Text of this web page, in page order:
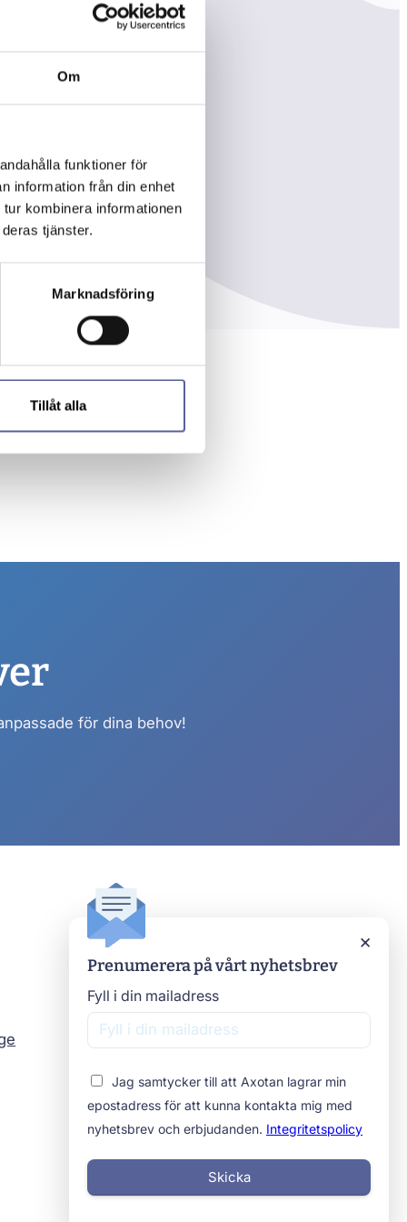
Om
funktioner för
information från din enhet
kombinera informationen
tjänster.
Marknadsföring
Tillåt alla
för dina behov!
Axotan
Kontakta oss
Om oss
Stomimottagningar
Beställ prover
IntegritetspolicyCookies
×
Prenumerera på vårt nyhetsbrev
Fyll i din mailadress
Jag samtycker till att Axotan lagrar min
epostadress för att kunna kontakta mig med
nyhetsbrev och erbjudanden. Integritetspolicy
Skicka